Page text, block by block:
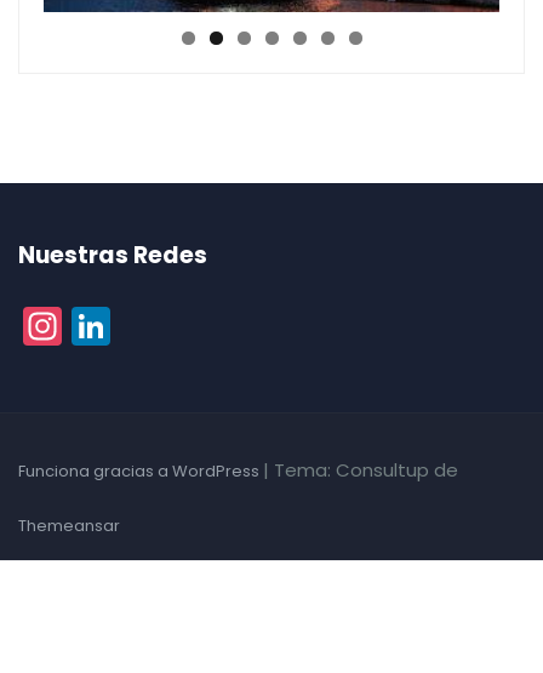
Nuestras Redes
Instagram
Funciona gracias a WordPress | Tema: Consultup de
Themeansar